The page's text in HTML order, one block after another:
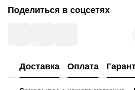
Поделиться в соцсетях
Доставка Оплата